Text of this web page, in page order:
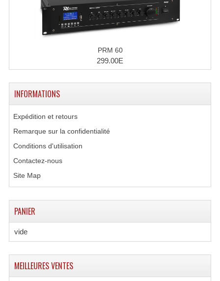
Lecteurs Cd À Plats
Lecteurs Cd À Plats Lecteur MP3
Lecteurs Double Cd Mixage Intégrée
Lecteurs Double Cd MP3
Lecteurs Lasers Simple Et Mp3 (rack 19")
Digital Package Et Logiciel
Enregistreur Numérique
PRM 60
299.00E
INFORMATIONS
Expédition et retours
Remarque sur la confidentialité
Conditions d'utilisation
Contactez-nous
Site Map
PANIER
vide
MEILLEURES VENTES